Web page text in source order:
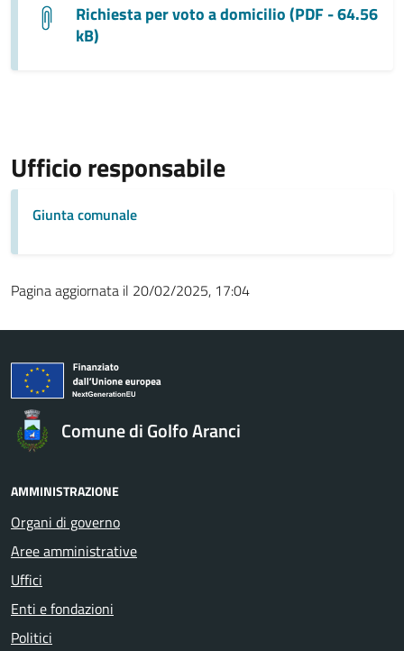
Richiesta per voto a domicilio (PDF - 64.56
kB)
Ufficio responsabile
Giunta comunale
Pagina aggiornata il 20/02/2025, 17:04
Comune di Golfo Aranci
AMMINISTRAZIONE
Organi di governo
Aree amministrative
Uffici
Enti e fondazioni
Politici